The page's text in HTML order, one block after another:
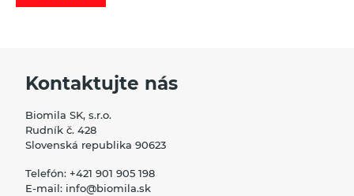
Kontaktujte nás
Biomila SK, s.r.o.
Rudník č. 428
Slovenská republika 90623
Telefón: +421 901 905 198
E-mail: info@biomila.sk